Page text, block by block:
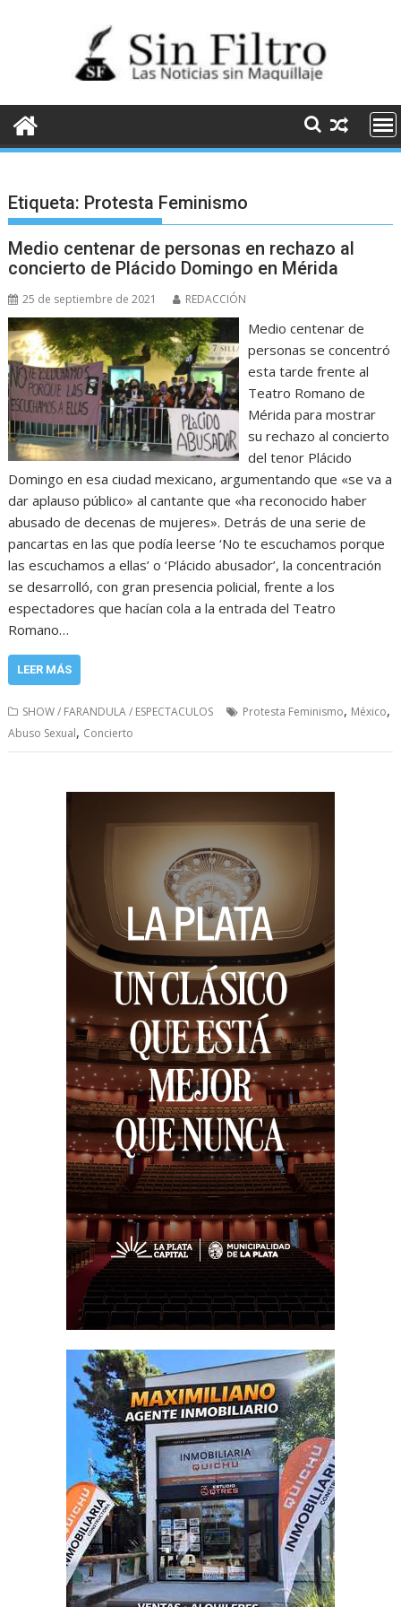
Etiqueta: Protesta Feminismo
Medio centenar de personas en rechazo al
concierto de Plácido Domingo en Mérida
25 de septiembre de 2021 REDACCIÓN
Medio centenar de
personas se concentró
esta tarde frente al
Teatro Romano de
Mérida para mostrar
su rechazo al concierto
del tenor Plácido
Domingo en esa ciudad mexicano, argumentando que «se va a
dar aplauso público» al cantante que «ha reconocido haber
abusado de decenas de mujeres». Detrás de una serie de
pancartas en las que podía leerse ‘No te escuchamos porque
las escuchamos a ellas’ o ‘Plácido abusador’, la concentración
se desarrolló, con gran presencia policial, frente a los
espectadores que hacían cola a la entrada del Teatro
Romano…
LEER MÁS
SHOW / FARANDULA / ESPECTACULOS Protesta Feminismo, México,
Abuso Sexual, Concierto